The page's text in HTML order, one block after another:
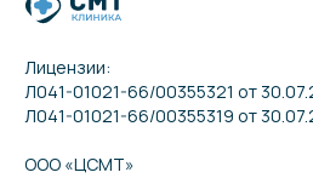
Лицензии:
Л041-01021-66/00355321 от
Л041-01021-66/00355319 от
ООО «ЦСМТ»